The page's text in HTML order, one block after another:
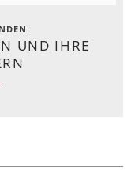
UND IHRE